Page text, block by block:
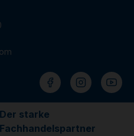
Der starke
Fachhandelspartner